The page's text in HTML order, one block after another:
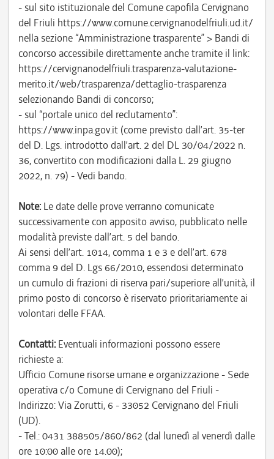
- sul sito istituzionale del Comune capofila Cervignano
del Friuli https://www.comune.cervignanodelfriuli.ud.it/
nella sezione “Amministrazione trasparente” > Bandi di
concorso accessibile direttamente anche tramite il link:
https://cervignanodelfriuli.trasparenza-valutazione-
merito.it/web/trasparenza/dettaglio-trasparenza
selezionando Bandi di concorso;
- sul “portale unico del reclutamento”:
https://www.inpa.gov.it (come previsto dall’art. 35-ter
del D. Lgs. introdotto dall’art. 2 del DL 30/04/2022 n.
36, convertito con modificazioni dalla L. 29 giugno
2022, n. 79) - Vedi bando.
Note: Le date delle prove verranno comunicate
successivamente con apposito avviso, pubblicato nelle
modalità previste dall’art. 5 del bando.
Ai sensi dell’art. 1014, comma 1 e 3 e dell’art. 678
comma 9 del D. Lgs 66/2010, essendosi determinato
un cumulo di frazioni di riserva pari/superiore all’unità, il
primo posto di concorso è riservato prioritariamente ai
volontari delle FFAA.
Contatti: Eventuali informazioni possono essere
richieste a:
Ufficio Comune risorse umane e organizzazione - Sede
operativa c/o Comune di Cervignano del Friuli -
Indirizzo: Via Zorutti, 6 - 33052 Cervignano del Friuli
(UD).
- Tel.: 0431 388505/860/862 (dal lunedì al venerdì dalle
ore 10:00 alle ore 14.00);